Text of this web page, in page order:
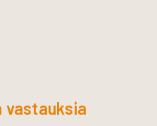
vastauksia